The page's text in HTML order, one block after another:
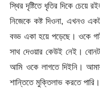
স্থির দৃষ্টিতে ধৃতির দিকে
নিজেকে কষ্ট দিওনা, এখনও
বড্ড একা হয়ে পড়েছে। ওকে
সাথ দেওয়ার কেউই নেই।
আমি ওকে লাগতে দিইনি।
শান্তিতে মুক্তিলাভ করতে